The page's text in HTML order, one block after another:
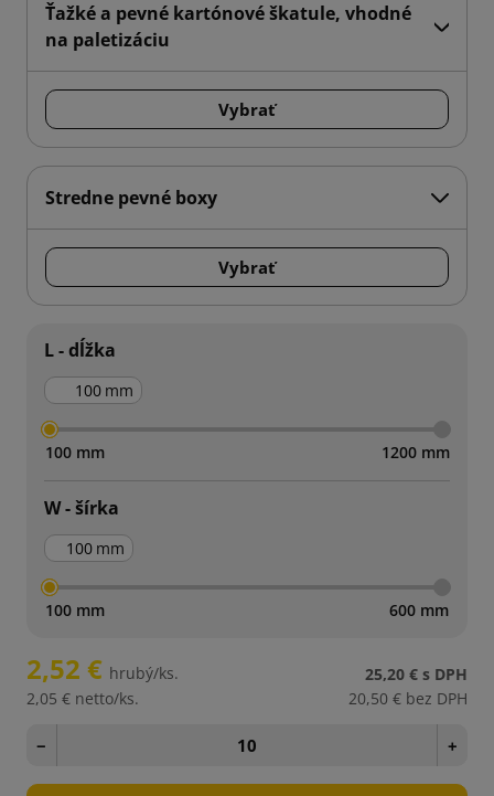
Ťažké a pevné kartónové škatule, vhodné
na paletizáciu
Vybrať
Stredne pevné boxy
Vybrať
L - dĺžka
mm
100 mm 1200 mm
W - šírka
mm
100 mm 600 mm
2,52 € hrubý/ks.
2,05 € netto/ks.
25,20 € s DPH
20,50 € bez DPH
− +